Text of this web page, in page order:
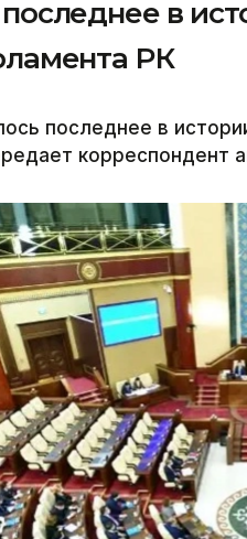
в
РК
последнее в
корреспондент